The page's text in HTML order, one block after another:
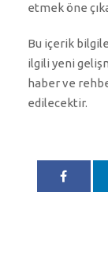
etmek öne
Bu içerik
ilgili yeni
haber ve
edilecektir.